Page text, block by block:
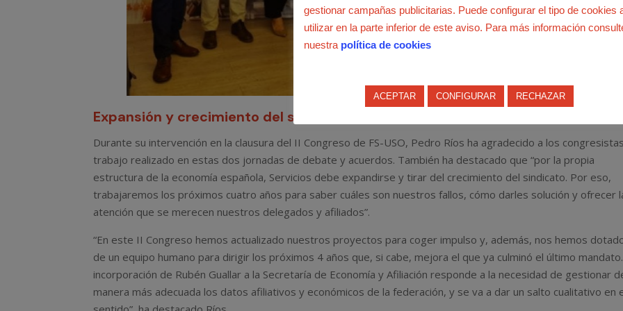
Expansión y crecimiento del sindicato
Durante su intervención en la clausura del II Congreso de FS-USO, Pedro Ríos ha agradecido a los
trabajo realizado en estas dos jornadas de debate y acuerdos. También ha destacado que “por la propia
estructura de la economía española, Servicios debe expandirse y tirar del crecimiento del sindicato. Por eso,
trabajaremos los próximos cuatro años para saber cuáles son nuestros fallos, cómo darles solución y ofrecer
atención que se merecen nuestros delegados y afiliados”.
“En este II Congreso hemos actualizado nuestros proyectos para coger impulso y, además, nos hemos
de un equipo humano para dirigir los próximos 4 años que, si cabe, mejora el que ya culminó el último
incorporación de Rubén Guallar a la Secretaría de Economía y Afiliación responde a la necesidad de gestionar
manera más adecuada los datos afiliativos y económicos de la federación, y se va a dar un salto cualitativo en
gestionar campañas publicitarias. Puede configurar el tipo de cookies
utilizar en la parte inferior de este aviso. Para más información
nuestra política de cookies
ACEPTAR CONFIGURAR RECHAZAR